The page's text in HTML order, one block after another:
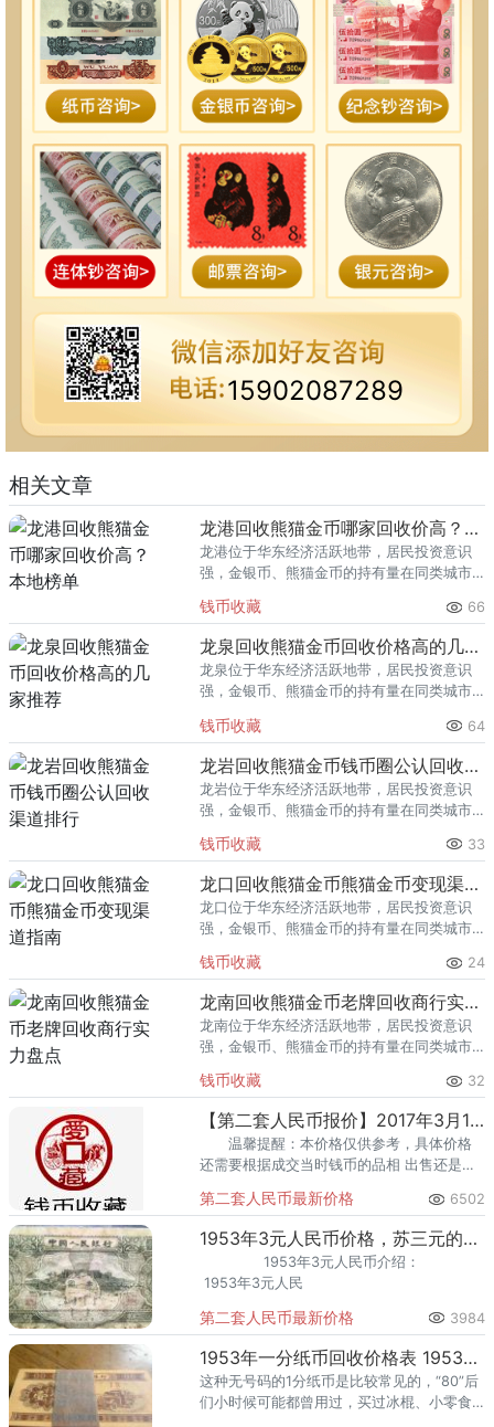
15902087289
相关文章
龙港回收熊猫金币哪家回收价高？本地榜单
龙港位于华东经济活跃地带，居民投资意识
强，金银币、熊猫金币的持有量在同类城市
熊猫金币的需求就明显升温，但鱼龙混杂的
回收渠道里，能精准识别版别溢
钱币收藏 66
龙泉回收熊猫金币回收价格高的几家推荐
龙泉位于华东经济活跃地带，居民投资意识
强，金银币、熊猫金币的持有量在同类城市
熊猫金币的需求就明显升温，但鱼龙混杂的
回收渠道里，能精准识别版别溢
钱币收藏 64
龙岩回收熊猫金币钱币圈公认回收渠道排行
龙岩位于华东经济活跃地带，居民投资意识
强，金银币、熊猫金币的持有量在同类城市
熊猫金币的需求就明显升温，但鱼龙混杂的
回收渠道里，能精准识别版别溢
钱币收藏 33
龙口回收熊猫金币熊猫金币变现渠道指南
龙口位于华东经济活跃地带，居民投资意识
强，金银币、熊猫金币的持有量在同类城市
熊猫金币的需求就明显升温，但鱼龙混杂的
回收渠道里，能精准识别版别溢
钱币收藏 24
龙南回收熊猫金币老牌回收商行实力盘点
龙南位于华东经济活跃地带，居民投资意识
强，金银币、熊猫金币的持有量在同类城市
熊猫金币的需求就明显升温，但鱼龙混杂的
回收渠道里，能精准识别版别溢
钱币收藏 32
【第二套人民币报价】2017年3月19日最新价格表
温馨提醒：本价格仅供参考，具体价格
还需要根据成交当时钱币的品相 出售还是回
第二套人民币最新价格 6502
1953年3元人民币价格，苏三元的收藏价值巨大
1953年3元人民
第二套人民币最新价格 3984
1953年一分纸币回收价格表 1953年一分纸币价值分析
这种无号码的1分纸币是比较常见的，“80”后
们小时候可能都曾用过，买过冰棍、小零食